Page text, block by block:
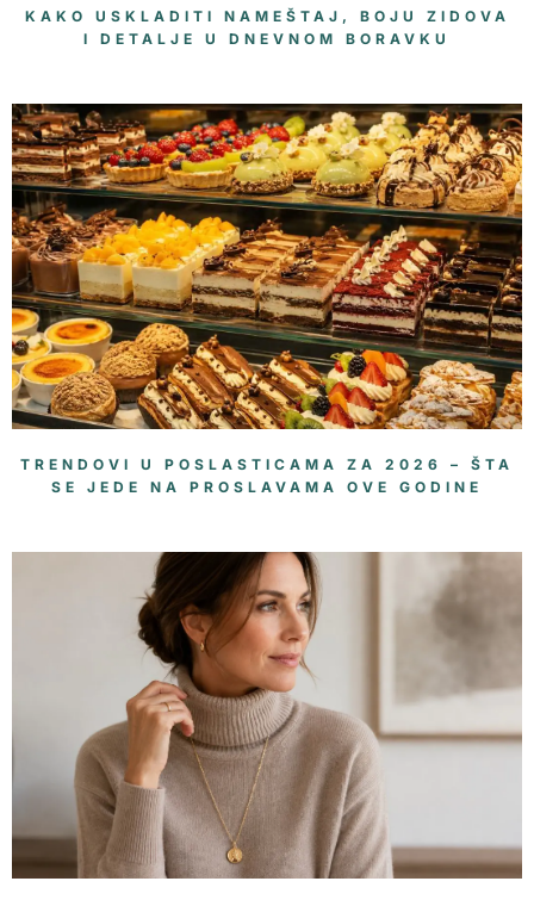
KAKO USKLADITI NAMEŠTAJ, BOJU ZIDOVA
I DETALJE U DNEVNOM BORAVKU
TRENDOVI U POSLASTICAMA ZA 2026 – ŠTA
SE JEDE NA PROSLAVAMA OVE GODINE